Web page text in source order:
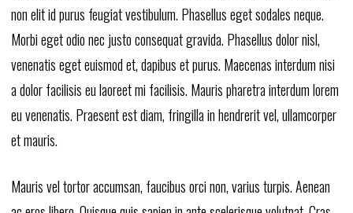
non elit id purus feugiat vestibulum. Phasellus eget sodales neque.
Morbi eget odio nec justo consequat gravida. Phasellus dolor nisl,
venenatis eget euismod et, dapibus et purus. Maecenas interdum nisi
a dolor facilisis eu laoreet mi facilisis. Mauris pharetra interdum lorem
eu venenatis. Praesent est diam, fringilla in hendrerit vel, ullamcorper
et mauris.
Mauris vel tortor accumsan, faucibus orci non, varius turpis. Aenean